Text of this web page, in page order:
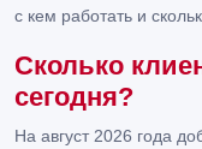
с кем работать и
Сколько
сегодня?
На август 2026 года